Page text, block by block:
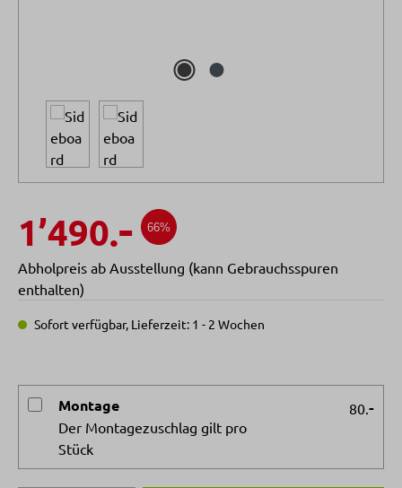
1’490.- 66%
Abholpreis ab Ausstellung (kann Gebrauchsspuren
enthalten)
Sofort verfügbar, Lieferzeit: 1 - 2 Wochen
Montage
Der Montagezuschlag gilt pro
Stück
80.-